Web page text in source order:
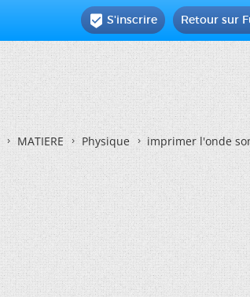
Retour sur
 S'inscrire
MATIERE Physique imprimer l'onde